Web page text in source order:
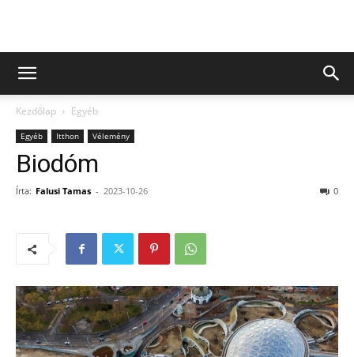
Kezdőlap Egyéb
Egyéb Itthon Vélemény
Biodóm
Írta: Falusi Tamas - 2023-10-26 0